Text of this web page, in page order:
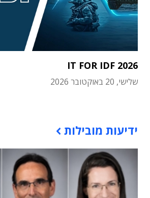
IT FOR IDF 2026
שלישי, 20 באוקטובר 2026
ידיעות מובילות